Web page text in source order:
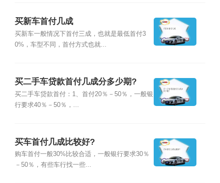
买新车首付几成
买新车一般情况下首付三成，也就是最低首付3
0%，车型不同，首付方式也就...
买二手车贷款首付几成分多少期?
买二手车贷款首付：1、首付20％－50％，一般银
行要求40％－50％，...
买车首付几成比较好?
购车首付一般30%比较合适，一般银行要求30％
－50％，有些车行找一些...